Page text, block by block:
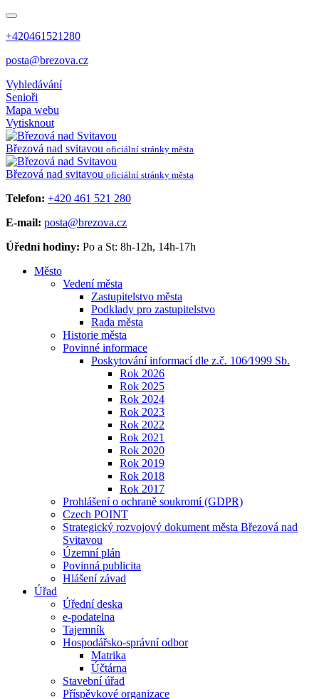
+420461521280
posta@brezova.cz
Vyhledávání
Senioři
Mapa webu
Vytisknout
Březová nad svitavou oficiální stránky města
Březová nad svitavou oficiální stránky města
Telefon: +420 461 521 280
E-mail: posta@brezova.cz
Úřední hodiny: Po a St: 8h-12h, 14h-17h
Město
Vedení města
Zastupitelstvo města
Podklady pro zastupitelstvo
Rada města
Historie města
Povinné informace
Poskytování informací dle z.č. 106⁄1999 Sb.
Rok 2026
Rok 2025
Rok 2024
Rok 2023
Rok 2022
Rok 2021
Rok 2020
Rok 2019
Rok 2018
Rok 2017
Prohlášení o ochraně soukromí (GDPR)
Czech POINT
Strategický rozvojový dokument města Březová nad
Svitavou
Územní plán
Povinná publicita
Hlášení závad
Úřad
Úřední deska
e-podatelna
Tajemník
Hospodářsko-správní odbor
Matrika
Účtárna
Stavební úřad
Příspěvkové organizace